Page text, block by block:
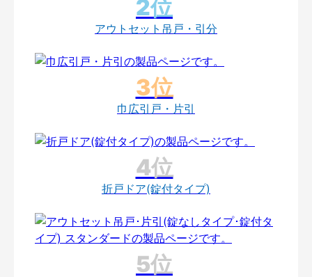
アウトセット吊戸・引分
巾広引戸・片引
折戸ドア(錠付タイプ)